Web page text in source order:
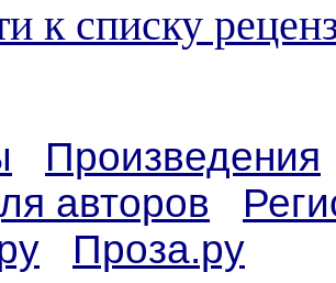
к списку
Произведения
авторов
Проза.ру